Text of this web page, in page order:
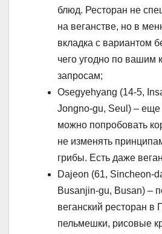
блюд. Ресторан не
на веганстве, но в
вкладка с вариантом
чего угодно по вашим
запросам;
Osegyehyang (14-5,
Jongno-gu, Seul) – еще
можно попробовать
не изменять
грибы. Есть даже
Dajeon (61, Sincheon-
Busanjin-gu, Busan) –
веганский ресторан в
пельмешки, рисовые